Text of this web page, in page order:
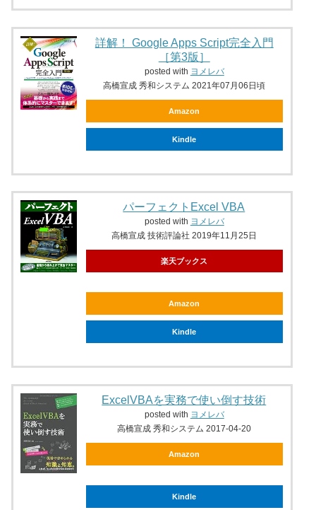
詳解！ Google Apps Script完全入門
［第3版］
posted with ヨメレバ
高橋宣成 秀和システム 2021年07月06日頃
Amazon
Kindle
パーフェクトExcel VBA
posted with ヨメレバ
高橋宣成 技術評論社 2019年11月25日
楽天ブックス
Amazon
Kindle
ExcelVBAを実務で使い倒す技術
posted with ヨメレバ
高橋宣成 秀和システム 2017-04-20
Amazon
Kindle